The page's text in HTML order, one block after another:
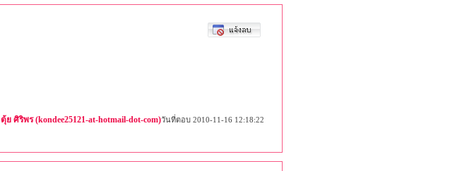
ตุ้ย ศิริพร (kondee25121-at-hotmail-dot-com)วันที่ตอบ 2010-11-16 12:18:22